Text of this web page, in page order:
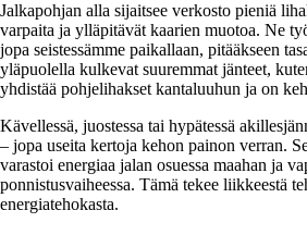
Jalkapohjan alla sijaitsee verkosto pieniä
varpaita ja ylläpitävät kaarien muotoa. Ne
jopa seistessämme paikallaan, pitääkseen
yläpuolella kulkevat suuremmat jänteet,
yhdistää pohjelihakset kantaluuhun ja on
Kävellessä, juostessa tai hypätessä
– jopa useita kertoja kehon painon verran.
varastoi energiaa jalan osuessa maahan ja
ponnistusvaiheessa. Tämä tekee liikkeestä
energiatehokasta.